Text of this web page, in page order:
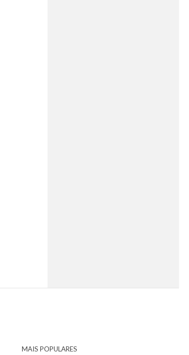
MAIS POPULARES